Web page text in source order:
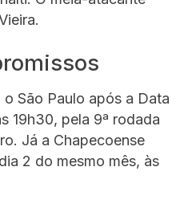
São Paulo após a Data
19h30, pela 9ª rodada
Já a Chapecoense
2 do mesmo mês, às